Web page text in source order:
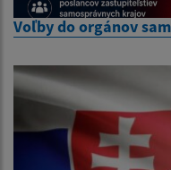
Voľby do orgánov